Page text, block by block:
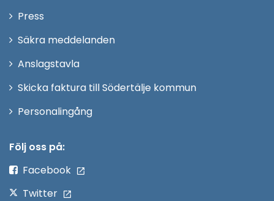
Press
fönster
Säkra meddelanden
Anslagstavla
Skicka faktura till Södertälje kommun
PersonalingångÖppna
Följ oss på:
Facebook
Twitter